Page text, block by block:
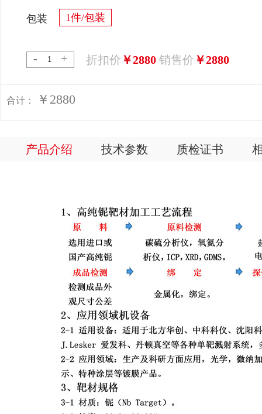
包装 1件/包装
- + 折扣价 ￥2880 销售价 ￥2880
合计： ￥2880
产品介绍 技术参数 质检证书